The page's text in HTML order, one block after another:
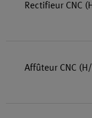
Rectifieur CNC
Affûteur CNC (H/